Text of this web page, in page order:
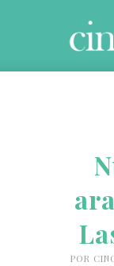
POR